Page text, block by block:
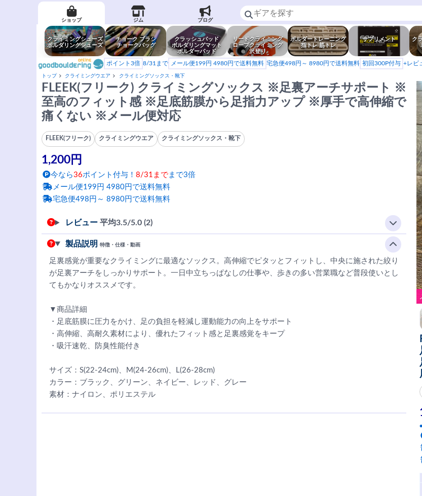
ショップ ジム ブログ
クライミングシューズ
ボルダリングシューズ
チョーク ブラシ
チョークバッグ
クラッシュパッド
ボルダリングマット
ボルダーパッド
リードクライミング
ロープクライミング
沢登り
ボルダートレーニング
指トレ 筋トレ
サプリメント
ク
ポイント3倍 8/31まで メール便199円 4980円で送料無料 宅急便498円～ 8980円で送料無料 初回300P付与 +レビ
トップ クライミングウエア クライミングソックス・靴下
●
FLEEK(フリーク) クライミングソックス ※足裏アーチサポート ※
至高のフィット感 ※足底筋膜から足指力アップ ※厚手で高伸縮で
痛くない ※メール便対応
FLEEK(フリーク) クライミングウエア クライミングソックス・靴下
1,200円
今なら36ポイント付与！ 8/31まで まで3倍
メール便199円 4980円で送料無料
宅急便498円～ 8980円で送料無料
レビュー 平均3.5/5.0 (2)
製品説明 特徴・仕様・動画
足裏感覚が重要なクライミングに最適なソックス。高伸縮でピタッとフィットし、中央に施された絞り
が足裏アーチをしっかりサポート。一日中立ちっぱなしの仕事や、歩きの多い営業職など普段使いとし
てもかなりオススメです。
▼商品詳細
・足底筋膜に圧力をかけ、足の負担を軽減し運動能力の向上をサポート
・高伸縮、高耐久素材により、優れたフィット感と足裏感覚をキープ
・吸汗速乾、防臭性能付き
サイズ：S(22-24cm)、M(24-26cm)、L(26-28cm)
カラー：ブラック、グリーン、ネイビー、レッド、グレー
素材：ナイロン、ポリエステル